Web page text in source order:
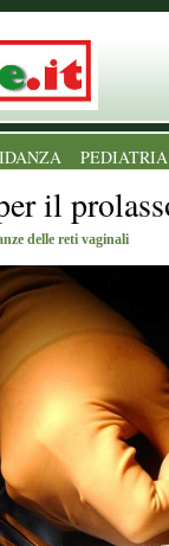
PEDIATRIA
il
delle reti vaginali